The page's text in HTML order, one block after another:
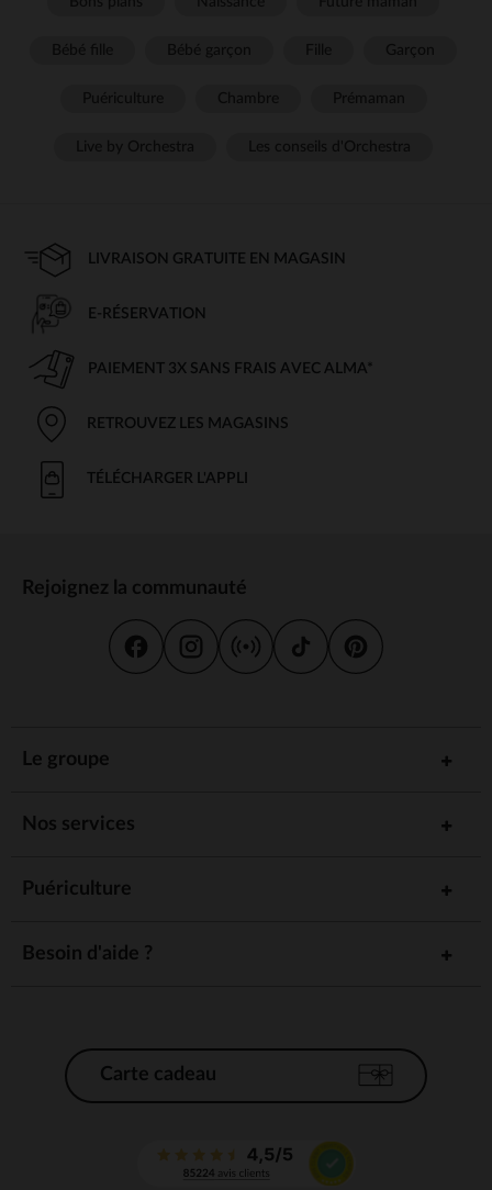
LIVRAISON GRATUITE EN MAGASIN
E-RÉSERVATION
PAIEMENT 3X SANS FRAIS AVEC ALMA*
RETROUVEZ LES MAGASINS
TÉLÉCHARGER L'APPLI
Rejoignez la communauté
Le groupe
Nos services
Puériculture
Besoin d'aide ?
Carte cadeau